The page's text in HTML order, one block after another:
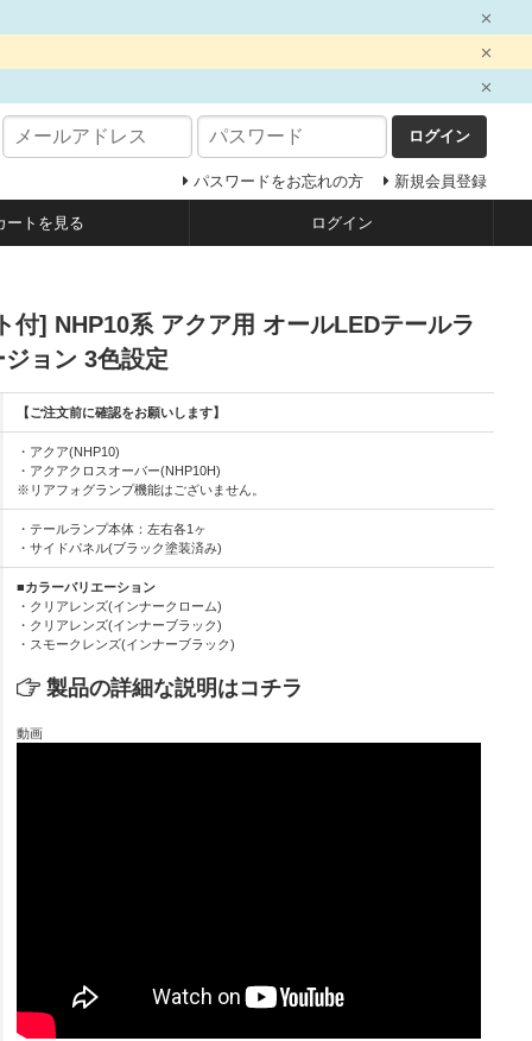
ログイン
パスワードをお忘れの方 新規会員登録
ートを見る ログイン
付] NHP10系 アクア用 オールLEDテールラ
ョン 3色設定
【ご注文前に確認をお願いします】
・アクア(NHP10)
・アクアクロスオーバー(NHP10H)
※リアフォグランプ機能はございません。
・テールランプ本体：左右各1ヶ
・サイドパネル(ブラック塗装済み)
■カラーバリエーション
・クリアレンズ(インナークローム)
・クリアレンズ(インナーブラック)
・スモークレンズ(インナーブラック)
製品の詳細な説明はコチラ
動画